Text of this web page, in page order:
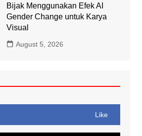
Bijak Menggunakan Efek AI
Gender Change untuk Karya
Visual
August 5, 2026
Like